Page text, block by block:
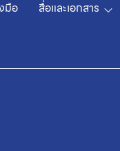
มือ สื่อและเอกสาร